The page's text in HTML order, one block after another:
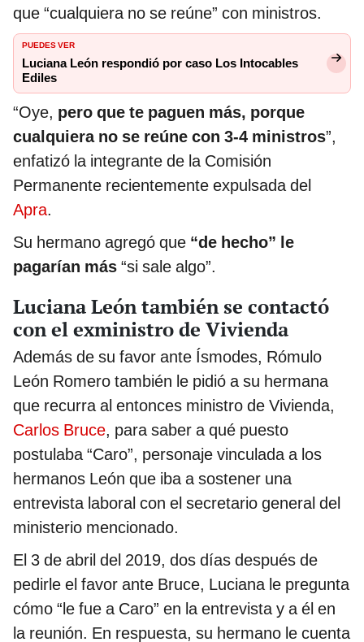
que “cualquiera no se reúne” con ministros.
PUEDES VER
Luciana León respondió por caso Los Intocables
Ediles
“Oye, pero que te paguen más, porque
cualquiera no se reúne con 3-4 ministros”,
enfatizó la integrante de la Comisión
Permanente recientemente expulsada del
Apra.
Su hermano agregó que “de hecho” le
pagarían más “si sale algo”.
Luciana León también se contactó
con el exministro de Vivienda
Además de su favor ante Ísmodes, Rómulo
León Romero también le pidió a su hermana
que recurra al entonces ministro de Vivienda,
Carlos Bruce, para saber a qué puesto
postulaba “Caro”, personaje vinculada a los
hermanos León que iba a sostener una
entrevista laboral con el secretario general del
ministerio mencionado.
El 3 de abril del 2019, dos días después de
pedirle el favor ante Bruce, Luciana le pregunta
cómo “le fue a Caro” en la entrevista y a él en
la reunión. En respuesta, su hermano le cuenta